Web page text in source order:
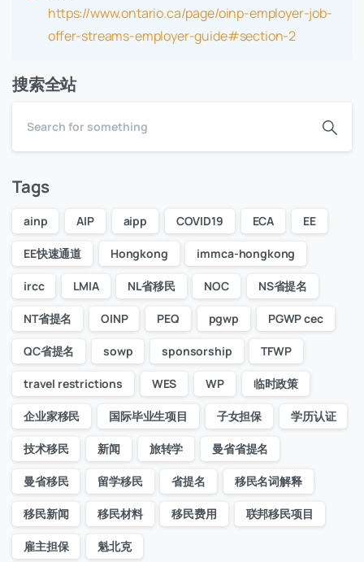
https://www.ontario.ca/page/oinp-employer-job-
offer-streams-employer-guide#section-2
搜索全站
Tags
ainp AIP aipp COVID19 ECA EE
EE快速通道 Hongkong immca-hongkong
ircc LMIA NL省移民 NOC NS省提名
NT省提名 OINP PEQ pgwp PGWP cec
QC省提名 sowp sponsorship TFWP
travel restrictions WES WP 临时政策
企业家移民 国际毕业生项目 子女担保 学历认证
技术移民 新闻 旅转学 曼省省提名
曼省移民 留学移民 省提名 移民名词解释
移民新闻 移民材料 移民费用 联邦移民项目
雇主担保 魁北克